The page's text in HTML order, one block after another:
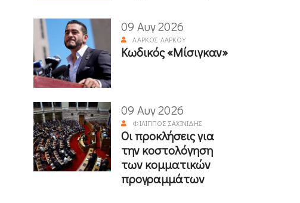
09 Αυγ 2026
ΛΆΡΚΟΣ ΛΆΡΚΟΥ
Κωδικός «Μίσιγκαν»
09 Αυγ 2026
ΦΊΛΙΠΠΟΣ ΣΑΧΙΝΊΔΗΣ
Οι προκλήσεις για
την κοστολόγηση
των κομματικών
προγραμμάτων